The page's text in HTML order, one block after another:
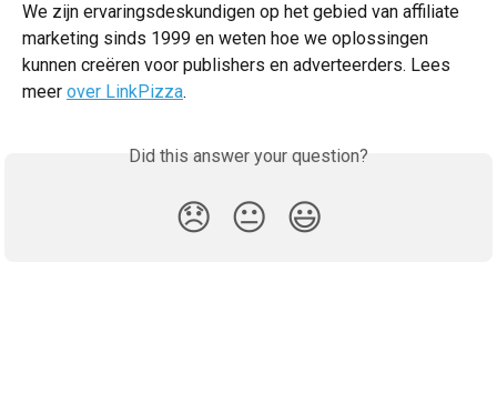
We zijn ervaringsdeskundigen op het gebied van affiliate
marketing sinds 1999 en weten hoe we oplossingen
kunnen creëren voor publishers en adverteerders. Lees
meer over LinkPizza.
Did this answer your question?
😞 😐 😃